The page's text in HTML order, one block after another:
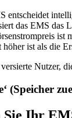
entscheidet
das EMS das
ist als die
Nutzer,
Sie Ihr